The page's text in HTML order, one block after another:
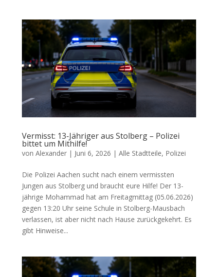
Vermisst: 13-Jähriger aus Stolberg – Polizei
bittet um Mithilfe!
von Alexander| Juni 6, 2026 | Alle Stadtteile, Polizei
Die Polizei Aachen sucht nach einem vermissten
Jungen aus Stolberg und braucht eure Hilfe! Der 13-
jährige Mohammad hat am Freitagmittag (05.06.2026)
gegen 13:20 Uhr seine Schule in Stolberg-Mausbach
verlassen, ist aber nicht nach Hause zurückgekehrt. Es
gibt Hinweise...